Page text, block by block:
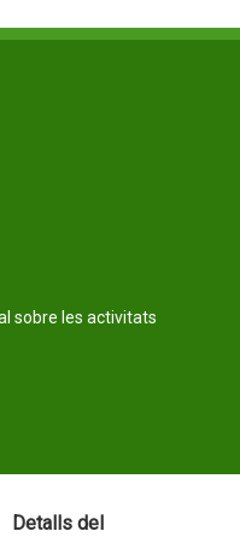
sobre les activitats
Detalls del